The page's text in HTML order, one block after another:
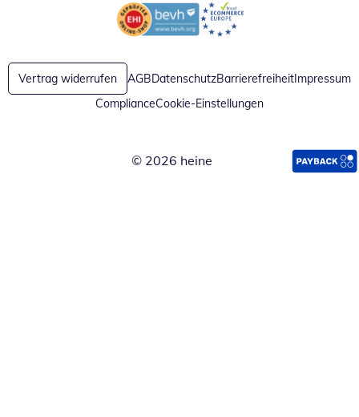
Öffnet in neuem FensterÖffnet in neuem Fenster
Vertrag widerrufen AGBDatenschutzBarrierefreiheitImpressum
ComplianceCookie-Einstellungen
© 2026 heine